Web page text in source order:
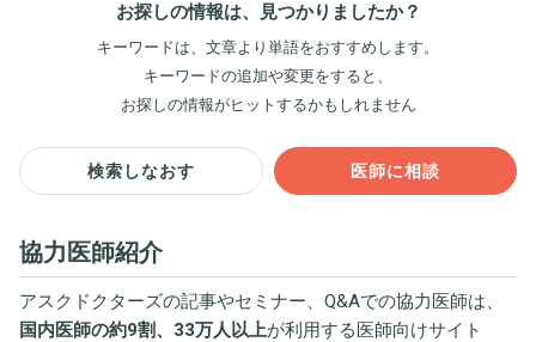
お探しの情報は、見つかりましたか？
キーワードは、文章より単語をおすすめします。
キーワードの追加や変更をすると、
お探しの情報がヒットするかもしれません
検索しなおす 医師に相談
協力医師紹介
アスクドクターズの記事やセミナー、Q&Aでの協力医師は、
国内医師の約9割、33万人以上が利用する医師向けサイト